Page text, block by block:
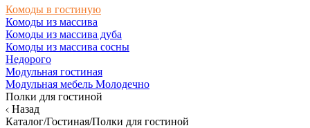
Комоды в гостиную
Комоды из массива
Комоды из массива дуба
Комоды из массива сосны
Недорого
Модульная гостиная
Модульная мебель Молодечно
Полки для гостиной
Назад
Каталог/Гостиная/Полки для гостиной